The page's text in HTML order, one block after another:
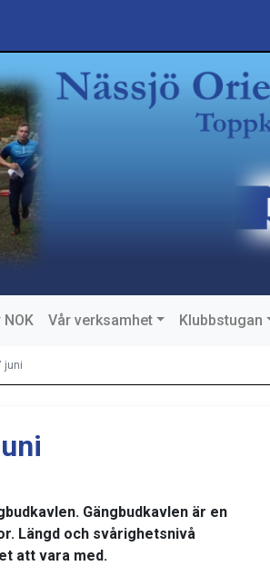
Vår verksamhet Klubbstugan
juni
Gängbudkavlen är en
Längd och svårighetsnivå
att vara med.